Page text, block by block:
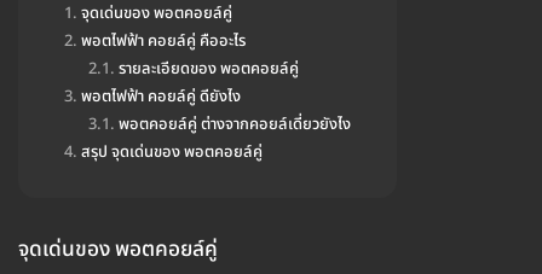
จุดเด่นของ พอตคอยล์คู่
พอตไฟฟ้า คอยล์คู่ คืออะไร
รายละเอียดของ พอตคอยล์คู่
พอตไฟฟ้า คอยล์คู่ ดียังไง
พอตคอยล์คู่ ต่างจากคอยล์เดี่ยวยังไง
สรุป จุดเด่นของ พอตคอยล์คู่
จุดเด่นของ พอตคอยล์คู่